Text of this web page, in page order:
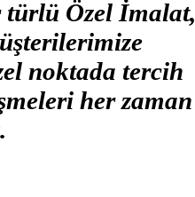
türlü Özel İmalat,
noktada tercih
her zaman